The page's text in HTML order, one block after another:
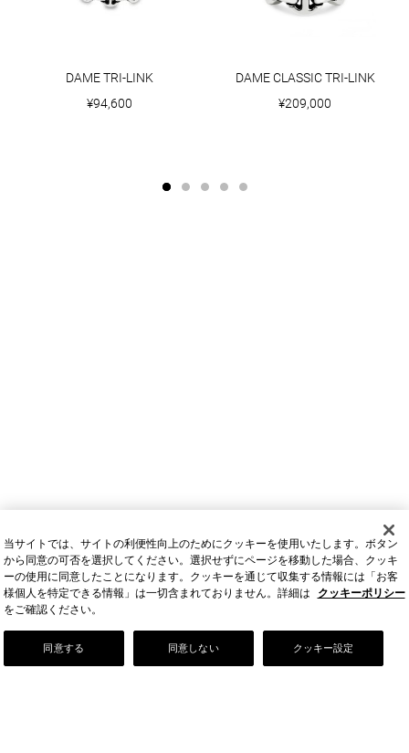
DAME TRI-LINK
¥94,600
DAME CLASSIC TRI-LINK
¥209,000
Our Story
当サイトでは、サイトの利便性向上のためにクッキーを使用いたします。ボタン
から同意の可否を選択してください。選択せずにページを移動した場合、クッキ
ーの使用に同意したことになります。クッキーを通じて収集する情報には「お客
様個人を特定できる情報」は一切含まれておりません。詳細は
クッキーポリシー
をご確認ください。
クッキー設定
同意しない
同意する